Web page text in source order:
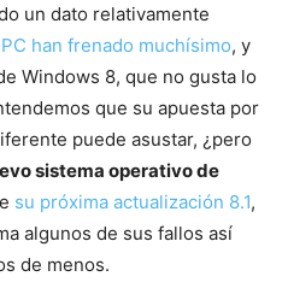
un dato relativamente
han frenado muchísimo, y
Windows 8, que no gusta lo
que su apuesta por
puede asustar, ¿pero
sistema operativo de
su próxima actualización 8.1,
algunos de sus fallos así
de menos.